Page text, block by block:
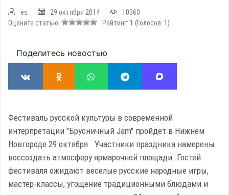
es 29 октября 2014
10360
Оцените статью
Рейтинг: 1 (Голосов: 1 )
Поделитесь новостью
Фестиваль русской культуры в современной
интерпретации "Брусничный Jam" пройдет в Нижнем
Новгороде 29 октября. Участники праздника намерены
воссоздать атмосферу ярмарочной площади. Гостей
фестиваля ожидают веселые русские народные игры,
мастер-классы, угощение традиционными блюдами и